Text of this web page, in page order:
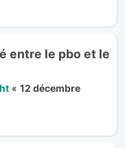
entre le pbo et le
« 12 décembre